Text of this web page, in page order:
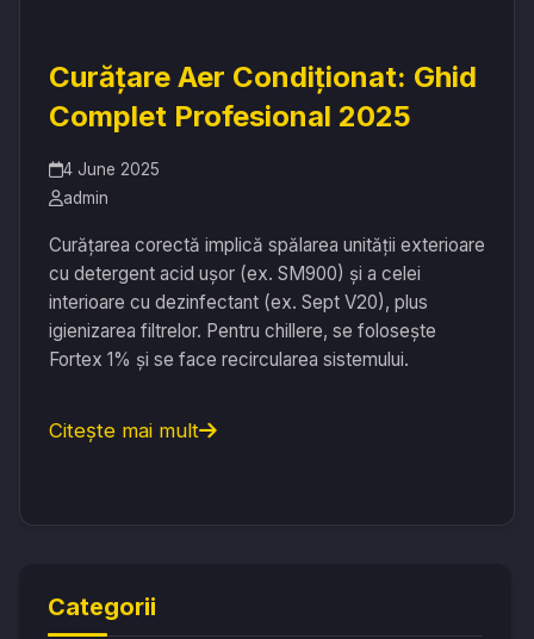
Categorii
Curățare Aer Condiționat: Ghid
Complet Profesional 2025
4 June 2025
admin
Curățarea corectă implică spălarea unității exterioare
cu detergent acid ușor (ex. SM900) și a celei
interioare cu dezinfectant (ex. Sept V20), plus
igienizarea filtrelor. Pentru chillere, se folosește
Fortex 1% și se face recircularea sistemului.
Citește mai mult